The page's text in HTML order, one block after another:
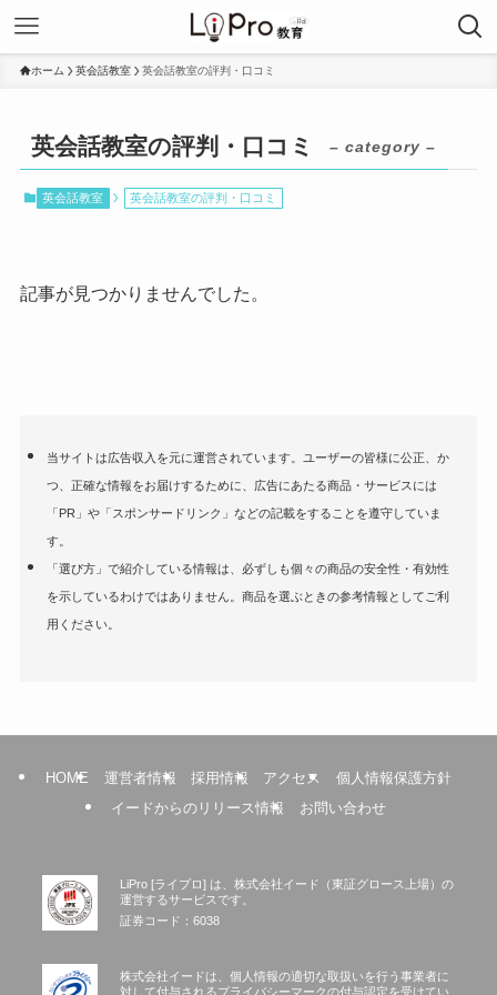
ホーム 英会話教室 英会話教室の評判・口コミ
英会話教室の評判・口コミ – category –
英会話教室 英会話教室の評判・口コミ
記事が見つかりませんでした。
当サイトは広告収入を元に運営されています。ユーザーの皆様に公正、か
つ、正確な情報をお届けするために、広告にあたる商品・サービスには
「PR」や「スポンサードリンク」などの記載をすることを遵守していま
す。
「選び方」で紹介している情報は、必ずしも個々の商品の安全性・有効性
を示しているわけではありません。商品を選ぶときの参考情報としてご利
用ください。
HOME 運営者情報 採用情報 アクセス
個人情報保護方針
イードからのリリース情報
お問い合わせ
LiPro [ライプロ] は、株式会社イード（東証グロース上場）の
運営するサービスです。
証券コード：6038
株式会社イードは、個人情報の適切な取扱いを行う事業者に
対して付与されるプライバシーマークの付与認定を受けてい